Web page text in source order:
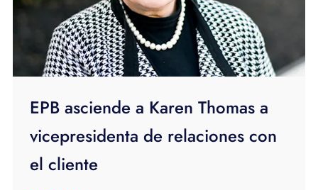
EPB asciende a Karen Thomas a
vicepresidenta de relaciones con
el cliente